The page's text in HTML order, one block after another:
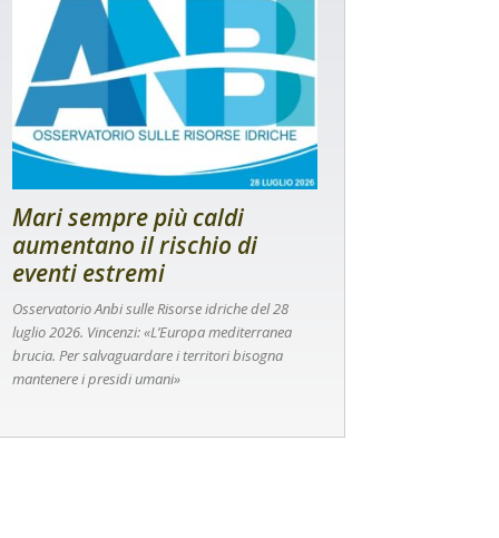
Mari sempre più caldi
aumentano il rischio di
eventi estremi
Osservatorio Anbi sulle Risorse idriche del 28
luglio 2026. Vincenzi: «L’Europa mediterranea
brucia. Per salvaguardare i territori bisogna
mantenere i presidi umani»